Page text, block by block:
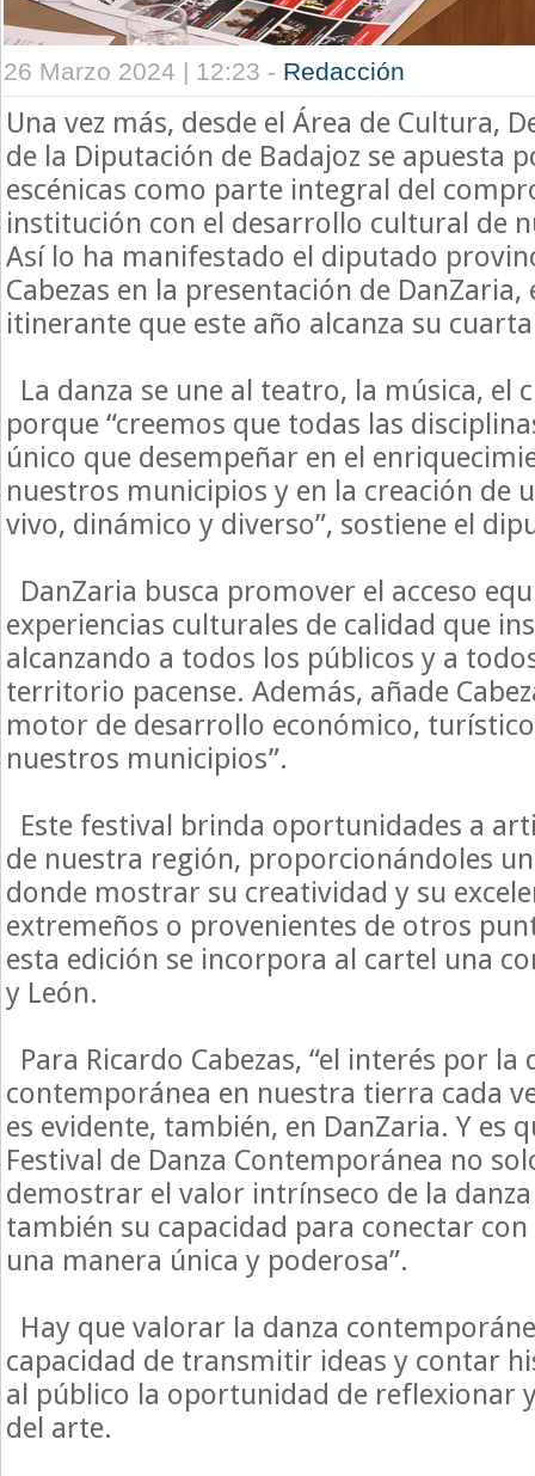
26 Marzo 2024 | 12:23 - Redacción
Una vez más, desde el Área de Cultura,
de la Diputación de Badajoz se apuesta
escénicas como parte integral del
institución con el desarrollo cultural de
Así lo ha manifestado el diputado
Cabezas en la presentación de
itinerante que este año alcanza su
La danza se une al teatro, la música, el
porque “creemos que todas las
único que desempeñar en el
nuestros municipios y en la creación de
vivo, dinámico y diverso”, sostiene el
DanZaria busca promover el acceso
experiencias culturales de calidad que
alcanzando a todos los públicos y a
territorio pacense. Además, añade
motor de desarrollo económico,
nuestros municipios”.
Este festival brinda oportunidades a
de nuestra región, proporcionándoles
donde mostrar su creatividad y su
extremeños o provenientes de otros
esta edición se incorpora al cartel una
y León.
Para Ricardo Cabezas, “el interés por la
contemporánea en nuestra tierra cada
es evidente, también, en DanZaria. Y es
Festival de Danza Contemporánea no
demostrar el valor intrínseco de la
también su capacidad para conectar
una manera única y poderosa”.
Hay que valorar la danza
capacidad de transmitir ideas y contar
al público la oportunidad de reflexionar
del arte.